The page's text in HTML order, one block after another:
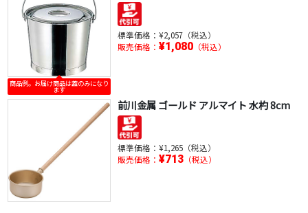
商品例。お届け商品は蓋のみになり
ます
標準価格： ¥2,057（税込）
販売価格： ¥1,080（税込）
前川金属 ゴールド アルマイト 水杓 8cm
標準価格： ¥1,265（税込）
販売価格： ¥713（税込）